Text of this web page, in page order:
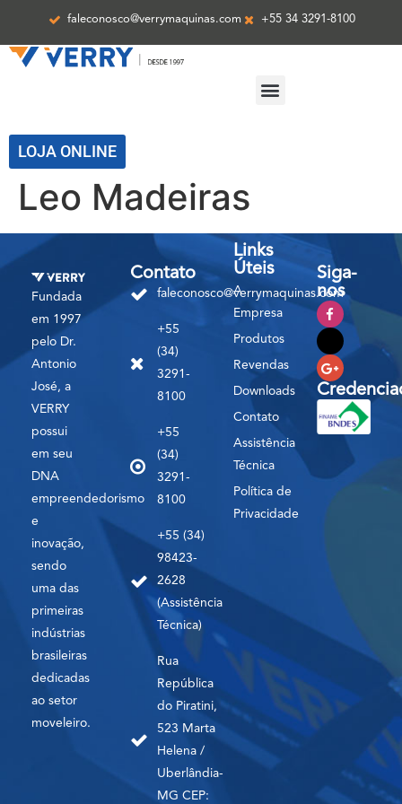
faleconosco@verrymaquinas.com +55 34 3291-8100
LOJA ONLINE
Leo Madeiras
Fundada
em 1997
pelo Dr.
Antonio
José, a
VERRY
possui
em seu
DNA
empreendedorismo
e
inovação,
sendo
uma das
primeiras
indústrias
brasileiras
dedicadas
ao setor
moveleiro.
Contato
faleconosco@verrymaquinas.com
+55
(34)
3291-
8100
+55
(34)
3291-
8100
+55 (34)
98423-
2628
(Assistência
Técnica)
Rua
República
do Piratini,
523 Marta
Helena /
Uberlândia-
MG CEP:
Links
Úteis
A
Empresa
Produtos
Revendas
Downloads
Contato
Assistência
Técnica
Política de
Privacidade
Siga-
nos